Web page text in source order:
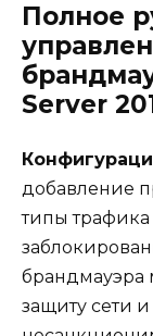
Полное
Server
добавление
типы
брандмауэра
защиту сети